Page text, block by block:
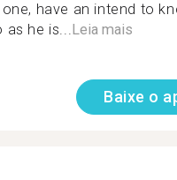
have an intend to
as he is...Leia mais
Baixe o